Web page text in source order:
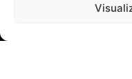
Testata giornalistica